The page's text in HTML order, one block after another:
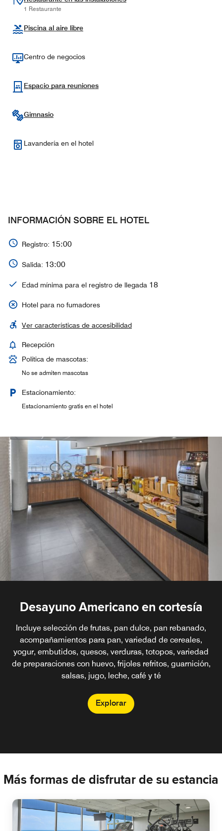
1 Restaurante
Piscina al aire libre
Centro de negocios
Espacio para reuniones
Gimnasio
Lavandería en el hotel
INFORMACIÓN SOBRE EL HOTEL
Registro: 15:00
Salida: 13:00
Edad mínima para el registro de llegada 18
Hotel para no fumadores
Ver características de accesibilidad
Recepción
Política de mascotas:
No se admiten mascotas
Estacionamiento:
Estacionamiento gratis en el hotel
Desayuno Americano en cortesía
Incluye selección de frutas, pan dulce, pan rebanado,
acompañamientos para pan, variedad de cereales,
yogur, embutidos, quesos, verduras, totopos, variedad
de preparaciones con huevo, frijoles refritos, guarnición,
salsas, jugo, leche, café y té
Explorar
Más formas de disfrutar de su estancia